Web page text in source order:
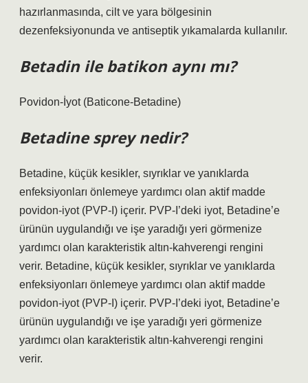
hazırlanmasında, cilt ve yara bölgesinin
dezenfeksiyonunda ve antiseptik yıkamalarda kullanılır.
Betadin ile batikon aynı mı?
Povidon-İyot (Baticone-Betadine)
Betadine sprey nedir?
Betadine, küçük kesikler, sıyrıklar ve yanıklarda
enfeksiyonları önlemeye yardımcı olan aktif madde
povidon-iyot (PVP-I) içerir. PVP-I’deki iyot, Betadine’e
ürünün uygulandığı ve işe yaradığı yeri görmenize
yardımcı olan karakteristik altın-kahverengi rengini
verir. Betadine, küçük kesikler, sıyrıklar ve yanıklarda
enfeksiyonları önlemeye yardımcı olan aktif madde
povidon-iyot (PVP-I) içerir. PVP-I’deki iyot, Betadine’e
ürünün uygulandığı ve işe yaradığı yeri görmenize
yardımcı olan karakteristik altın-kahverengi rengini
verir.